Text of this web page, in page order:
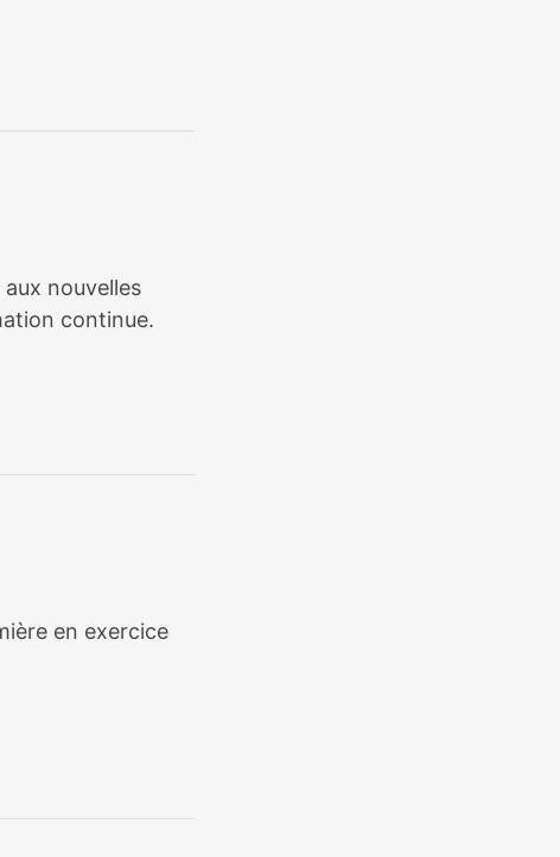
nouvelles
continue.
en exercice